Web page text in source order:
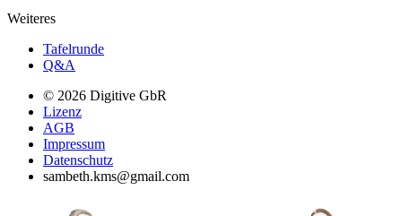
Weiteres
Tafelrunde
Q&A
© 2026 Digitive GbR
Lizenz
AGB
Impressum
Datenschutz
sambeth.kms@gmail.com